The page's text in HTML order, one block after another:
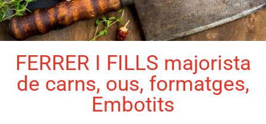
FERRER I FILLS majorista
de carns, ous, formatges,
Embotits